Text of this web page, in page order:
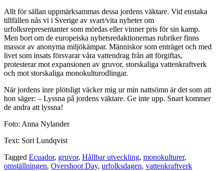
Allt för sällan uppmärksammas dessa jordens väktare. Vid enstaka
tillfällen nås vi i Sverige av svart/vita nyheter om
urfolksrepresentanter som mördas eller vinner pris för sin kamp.
Men bort om de europeiska nyhetsredaktionernas rubriker finns
massor av anonyma miljökämpar. Människor som enträget och med
livet som insats försvarar våra vattendrag från att förgiftas,
protesterar mot expansionen av gruvor, storskaliga vattenkraftverk
och mot storskaliga monokulturodlingar.
När jordens inre plötsligt väcker mig ur min nattsömn är det som att
hon säger: – Lyssna på jordens väktare. Ge inte upp. Snart kommer
de andra att lyssna!
Foto: Anna Nylander
Text: Sori Lundqvist
Tagged Ecuador, gruvor, Hållbar utveckling, monokulturer,
omställningen, Overshoot Day, urfolksdagen, vattenkraftverk